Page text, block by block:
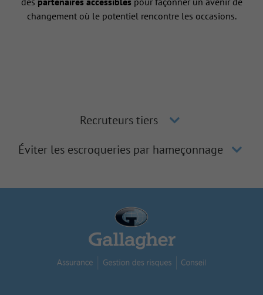
changement où le potentiel rencontre les occasions.
Recruteurs tiers
Éviter les escroqueries par hameçonnage